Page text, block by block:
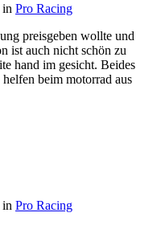
in Pro Racing
preisgeben wollte und
ist auch nicht schön zu
hand im gesicht. Beides
beim motorrad aus
in Pro Racing